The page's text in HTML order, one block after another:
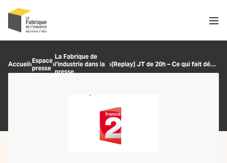
OK
Accueil›Espace
presse ›
La Fabrique de
l’industrie dans la
presse
› [Replay] JT de 20h – Ce qui fait débat : quelles aides pour l’emploi en banlieue ?